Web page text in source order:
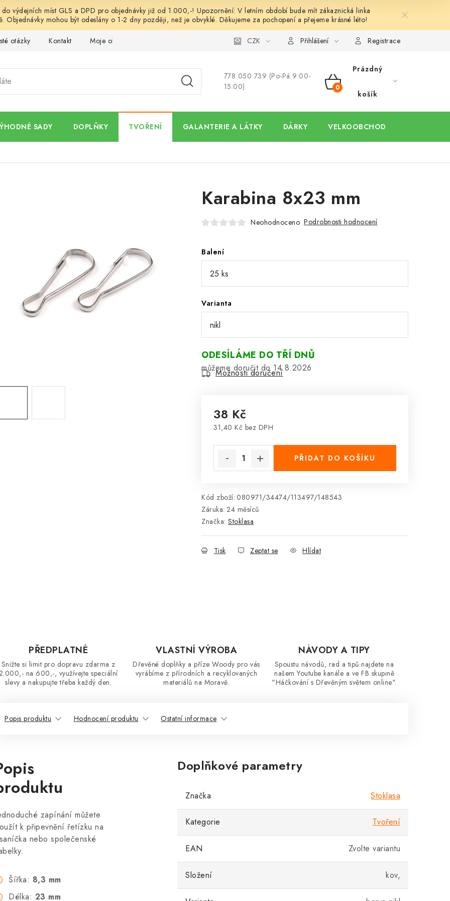
výdejních míst GLS a DPD pro objednávky již od 1.000,-! Upozornění: V letním období bude mít zákaznická linka
Objednávky mohou být odeslány o 1-2 dny později, než je obvyklé. Děkujeme za pochopení a přejeme krásné léto!
otázky Kontakt Moje objednávka Ochrana osobních údajů Hodnocení obchodu
CZK Přihlášení Registrace
778 050 739 (Po-Pá 9:00-
15:00)
NÁKUPNÍ
Prázdný
košík
SADY DOPLŇKY TVOŘENÍ GALANTERIE A LÁTKY DÁRKY VELKOOBCHOD
Karabina 8x23 mm
Neohodnoceno Podrobnosti hodnocení
Balení
Varianta
ODESÍLÁME DO TŘÍ DNŮ
14.8.2026
Možnosti doručení
38 Kč
31,40 Kč bez DPH
PŘIDAT DO KOŠÍKU
Kód zboží: 080971/34474/113497/148543
Záruka: 24 měsíců
Značka: Stoklasa
Tisk Zeptat se Hlídat
PŘEDPLATNÉ
Snižte si limit pro dopravu zdarma z
na 600,-, využívejte speciální
slevy a nakupujte třeba každý den.
VLASTNÍ VÝROBA
Dřevěné doplňky a příze Woody pro vás
vyrábíme z přírodních a recyklovaných
materiálů na Moravě.
NÁVODY A TIPY
Spoustu návodů, rad a tipů najdete na
našem Youtube kanále a ve FB skupině
"Háčkování s Dřevěným světem online".
Popis produktu Hodnocení produktu Ostatní informace
zapínání můžete
k připevnění řetízku na
nebo společenské
Šířka: 8,3 mm
Délka: 23 mm
Doplňkové parametry
Značka Stoklasa
Kategorie Tvoření
EAN Zvolte variantu
Složení kov,